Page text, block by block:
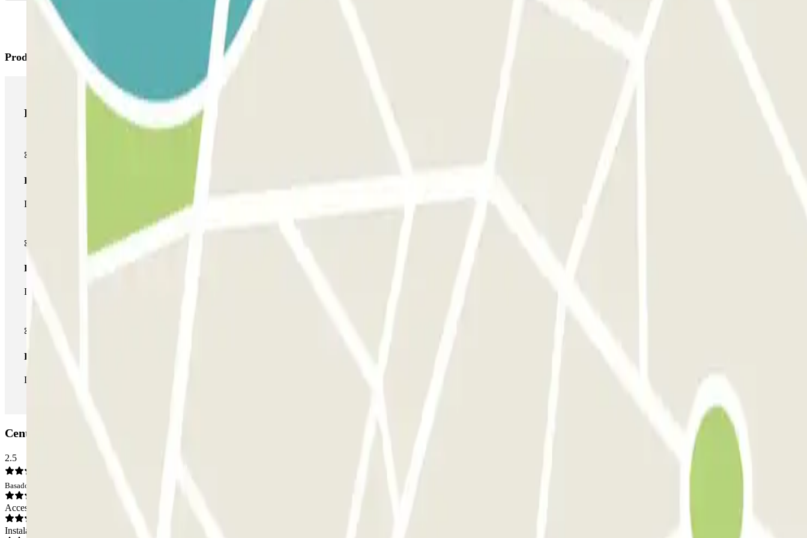
Productos de Parclick
Productos de Parclick
Pase básico
Durante tu estancia podrás entrar y salir una única vez al parking
Pase multiparking
Durante tu estancia podrás hacer uso de toda la red de parkings de este operador disponibles en Parclick.
Pase ilimitado
Durante tu estancia podrás entrar y salir del parking todas las veces que quieras.
Central Parking Ramblas: Opiniones
2.5
Basado en 165 opiniones
Acceso
Instalaciones